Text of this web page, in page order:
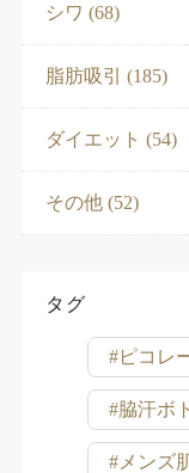
シワ (68)
脂肪吸引 (185)
ダイエット (54)
その他 (52)
タグ
#ピコレ
#脇汗ボ
#メンズ